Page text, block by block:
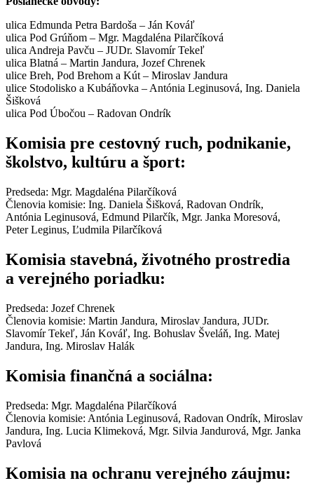
ulica Edmunda Petra Bardoša – Ján Kováľ
ulica Pod Grúňom – Mgr. Magdaléna Pilarčíková
ulica Andreja Pavču – JUDr. Slavomír Tekeľ
ulica Blatná – Martin Jandura, Jozef Chrenek
ulice Breh, Pod Brehom a Kút – Miroslav Jandura
ulice Stodolisko a Kubáňovka – Antónia Leginusová, Ing. Daniela
Šišková
ulica Pod Úbočou – Radovan Ondrík
Komisia pre cestovný ruch, podnikanie,
školstvo, kultúru a šport:
Predseda: Mgr. Magdaléna Pilarčíková
Členovia komisie: Ing. Daniela Šišková, Radovan Ondrík,
Antónia Leginusová, Edmund Pilarčík, Mgr. Janka Moresová,
Peter Leginus, Ľudmila Pilarčíková
Komisia stavebná, životného prostredia
a verejného poriadku:
Predseda: Jozef Chrenek
Členovia komisie: Martin Jandura, Miroslav Jandura, JUDr.
Slavomír Tekeľ, Ján Kováľ, Ing. Bohuslav Šveláň, Ing. Matej
Jandura, Ing. Miroslav Halák
Komisia finančná a sociálna:
Predseda: Mgr. Magdaléna Pilarčíková
Členovia komisie: Antónia Leginusová, Radovan Ondrík, Miroslav
Jandura, Ing. Lucia Klimeková, Mgr. Silvia Jandurová, Mgr. Janka
Pavlová
Komisia na ochranu verejného záujmu: